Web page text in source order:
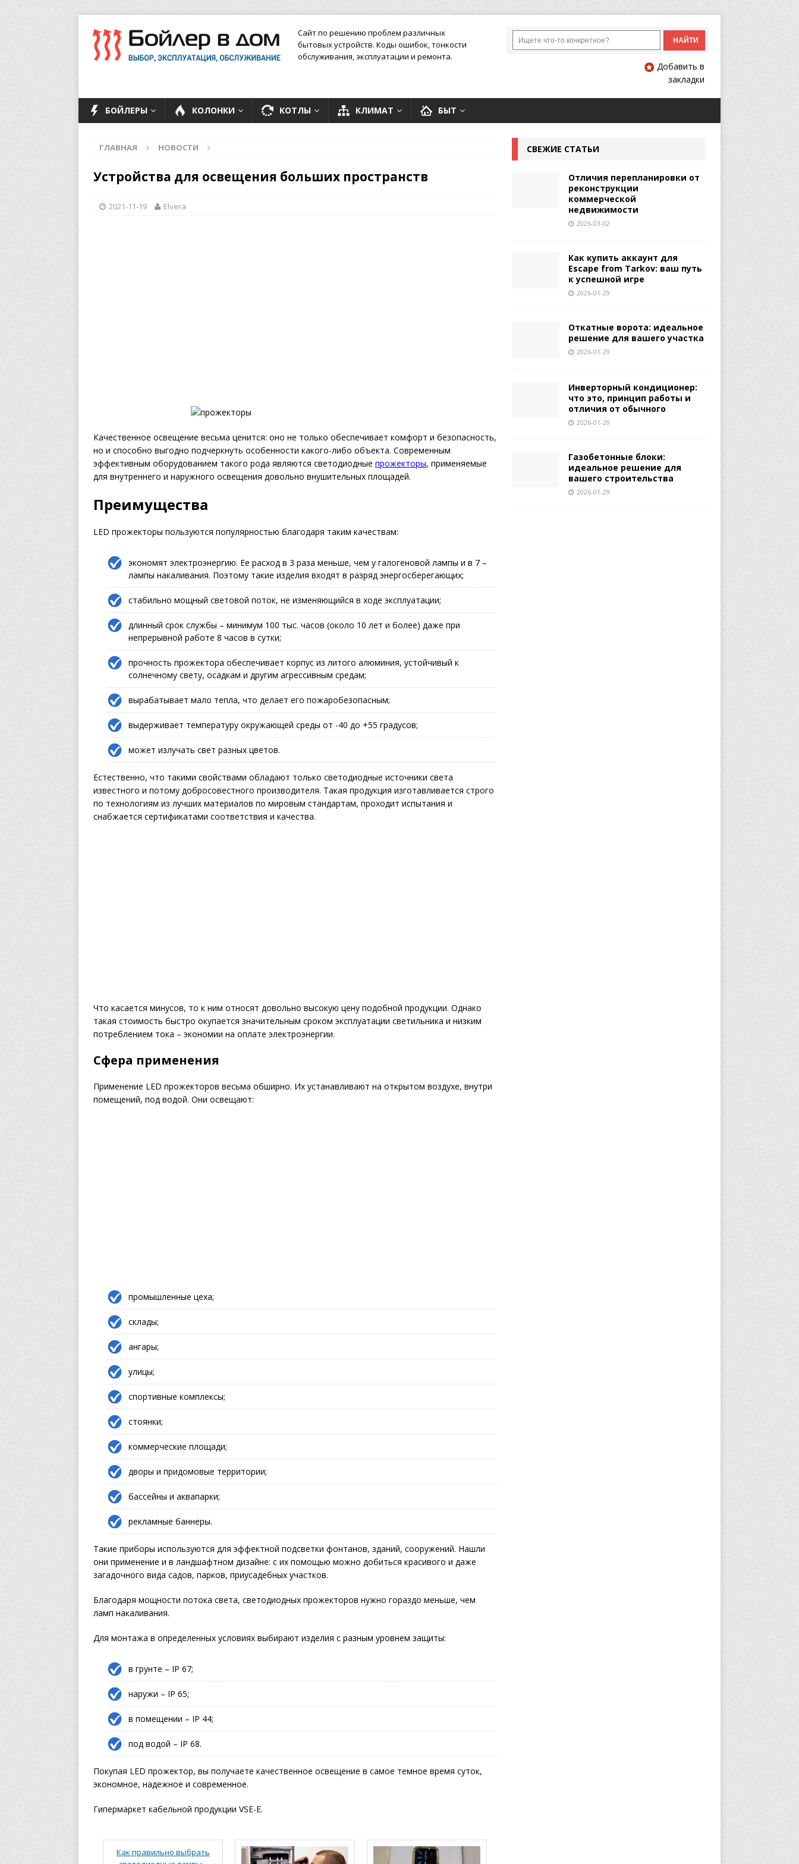
Сайт по решению проблем различных
бытовых устройств. Коды ошибок, тонкости
обслуживания, эксплуатации и ремонта.
Добавить в
закладки
БОЙЛЕРЫ КОЛОНКИ КОТЛЫ КЛИМАТ БЫТ
ГЛАВНАЯ НОВОСТИ
Устройства для освещения больших пространств
2021-11-19 Elvera
Качественное освещение весьма ценится: оно не только обеспечивает комфорт и безопасность,
но и способно выгодно подчеркнуть особенности какого-либо объекта. Современным
эффективным оборудованием такого рода являются светодиодные прожекторы, применяемые
для внутреннего и наружного освещения довольно внушительных площадей.
Преимущества
LED прожекторы пользуются популярностью благодаря таким качествам:
экономят электроэнергию. Ее расход в 3 раза меньше, чем у галогеновой лампы и в 7 –
лампы накаливания. Поэтому такие изделия входят в разряд энергосберегающих;
стабильно мощный световой поток, не изменяющийся в ходе эксплуатации;
длинный срок службы – минимум 100 тыс. часов (около 10 лет и более) даже при
непрерывной работе 8 часов в сутки;
прочность прожектора обеспечивает корпус из литого алюминия, устойчивый к
солнечному свету, осадкам и другим агрессивным средам;
вырабатывает мало тепла, что делает его пожаробезопасным;
выдерживает температуру окружающей среды от -40 до +55 градусов;
может излучать свет разных цветов.
Естественно, что такими свойствами обладают только светодиодные источники света
известного и потому добросовестного производителя. Такая продукция изготавливается строго
по технологиям из лучших материалов по мировым стандартам, проходит испытания и
снабжается сертификатами соответствия и качества.
Что касается минусов, то к ним относят довольно высокую цену подобной продукции. Однако
такая стоимость быстро окупается значительным сроком эксплуатации светильника и низким
потреблением тока – экономии на оплате электроэнергии.
Сфера применения
Применение LED прожекторов весьма обширно. Их устанавливают на открытом воздухе, внутри
помещений, под водой. Они освещают:
промышленные цеха;
склады;
ангары;
улицы;
спортивные комплексы;
стоянки;
коммерческие площади;
дворы и придомовые территории;
бассейны и аквапарки;
рекламные баннеры.
Такие приборы используются для эффектной подсветки фонтанов, зданий, сооружений. Нашли
они применение и в ландшафтном дизайне: с их помощью можно добиться красивого и даже
загадочного вида садов, парков, приусадебных участков.
Благодаря мощности потока света, светодиодных прожекторов нужно гораздо меньше, чем
ламп накаливания.
Для монтажа в определенных условиях выбирают изделия с разным уровнем защиты:
в грунте – IP 67;
наружи – IP 65;
в помещении – IP 44;
под водой – IP 68.
Покупая LED прожектор, вы получаете качественное освещение в самое темное время суток,
экономное, надежное и современное.
Гипермаркет кабельной продукции VSE-E.
Как правильно выбрать
СВЕЖИЕ СТАТЬИ
Отличия перепланировки от
реконструкции
коммерческой
недвижимости
2026-03-02
Как купить аккаунт для
Escape from Tarkov: ваш путь
к успешной игре
2026-01-29
Откатные ворота: идеальное
решение для вашего участка
2026-01-29
Инверторный кондиционер:
что это, принцип работы и
отличия от обычного
2026-01-29
Газобетонные блоки:
идеальное решение для
вашего строительства
2026-01-29